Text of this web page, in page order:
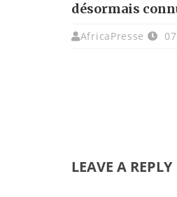
désormais
AfricaPresse
LEAVE A REPLY